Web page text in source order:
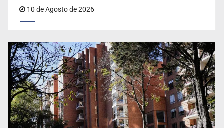
Promueven destinos de Jalisco para turismo LGBTIQ+
10 de Agosto de 2026